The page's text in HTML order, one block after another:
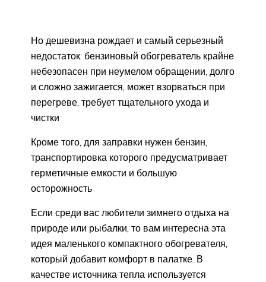
Но дешевизна рождает и самый серьезный
недостаток: бензиновый обогреватель крайне
небезопасен при неумелом обращении, долго
и сложно зажигается, может взорваться при
перегреве, требует тщательного ухода и
чистки
Кроме того, для заправки нужен бензин,
транспортировка которого предусматривает
герметичные емкости и большую
осторожность
Если среди вас любители зимнего отдыха на
природе или рыбалки, то вам интересна эта
идея маленького компактного обогревателя,
который добавит комфорт в палатке. В
качестве источника тепла используется